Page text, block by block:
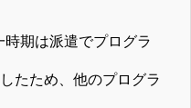
期は派遣でプログラ
たため、他のプログラ